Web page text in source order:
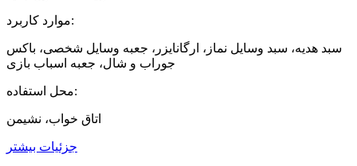
موارد کاربرد:
سبد هدیه، سبد وسایل نماز، ارگانایزر، جعبه وسایل شخصی، باکس
جوراب و شال، جعبه اسباب بازی
محل استفاده:
اتاق خواب، نشیمن
جزئیات بیشتر